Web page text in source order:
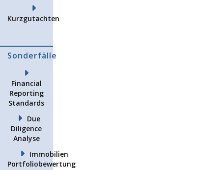
Kurzgutachten
Sonderfälle
Financial
Reporting
Standards
Due
Diligence
Analyse
Immobilien
Portfoliobewertung